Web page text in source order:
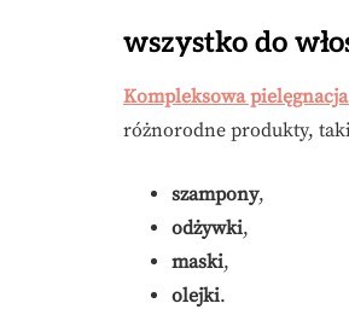
wszystko do
Kompleksowa
różnorodne produkty,
szampony,
odżywki,
maski,
olejki.